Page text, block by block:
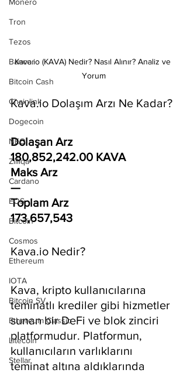
Tron
Tezos
Bancor
Bitcoin Cash
Chainlink
Dogecoin
NEO
Zilliqa
Cardano
EOS
Bitcoin
Cosmos
Ethereum
IOTA
Bitcoin SV
Ethereum Classic
Litecoin
Stellar
Kava.io (KAVA) Nedir? Nasıl Alınır? Analiz ve
Yorum
Kava.io Dolaşım Arzı Ne Kadar?
Dolaşan Arz
180,852,242.00 KAVA
Maks Arz
—
Toplam Arz
173,657,543
Kava.io Nedir?
Kava, kripto kullanıcılarına
teminatlı krediler gibi hizmetler
sunan bir DeFi ve blok zinciri
platformudur. Platformun,
kullanıcıların varlıklarını
teminat altına aldıklarında